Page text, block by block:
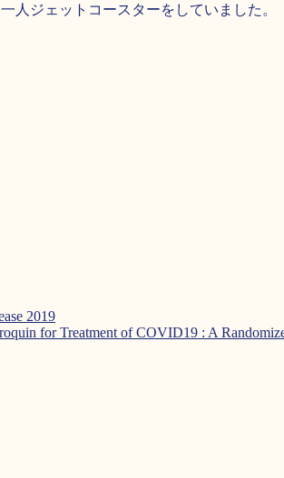
人ジェットコースターをしていました。
2019
for Treatment of COVID19 : A